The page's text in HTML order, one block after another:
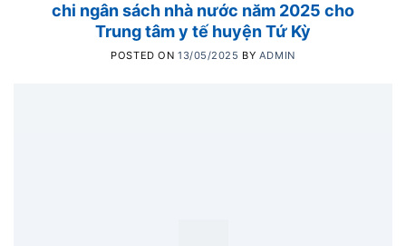
chi ngân sách nhà nước năm 2025 cho
Trung tâm y tế huyện Tứ Kỳ
POSTED ON 13/05/2025 BY ADMIN